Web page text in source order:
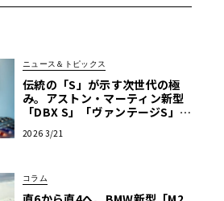
ニュース＆トピックス
伝統の「S」が示す次世代の極
み。アストン・マーティン新型
「DBX S」「ヴァンテージS」が
2026 3/21
コラム